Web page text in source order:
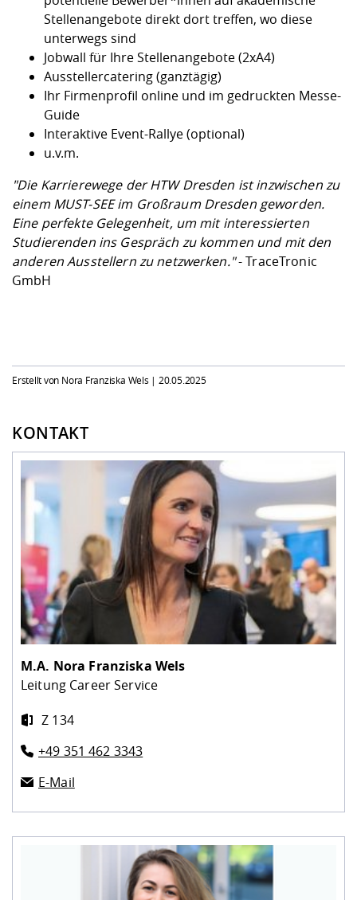
Stellenangebote direkt dort treffen, wo diese
unterwegs sind
Jobwall für Ihre Stellenangebote (2xA4)
Ausstellercatering (ganztägig)
Ihr Firmenprofil online und im gedruckten Messe-
Guide
Interaktive Event-Rallye (optional)
u.v.m.
"Die Karrierewege der HTW Dresden ist inzwischen zu
einem MUST-SEE im Großraum Dresden geworden.
Eine perfekte Gelegenheit, um mit interessierten
Studierenden ins Gespräch zu kommen und mit den
anderen Ausstellern zu netzwerken."- TraceTronic
GmbH
Erstellt von Nora Franziska Wels | 20.05.2025
KONTAKT
M.A. Nora Franziska Wels
Leitung Career Service
Z 134
+49 351 462 3343
E-Mail